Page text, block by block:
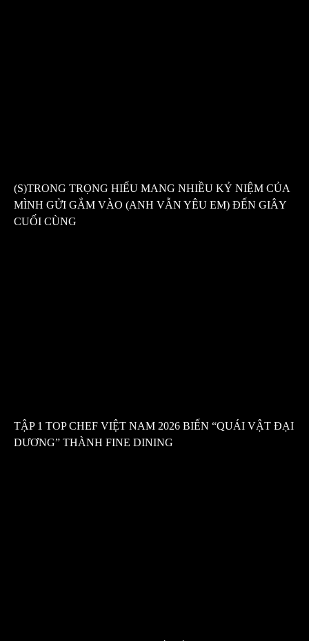
(S)TRONG TRỌNG HIẾU MANG NHIỀU KỶ NIỆM CỦA
MÌNH GỬI GẮM VÀO (ANH VẪN YÊU EM) ĐẾN GIÂY
CUỐI CÙNG
TẬP 1 TOP CHEF VIỆT NAM 2026 BIẾN “QUÁI VẬT ĐẠI
DƯƠNG” THÀNH FINE DINING